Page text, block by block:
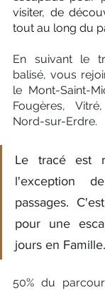
visiter, de
tout au long du
En suivant le
balisé, vous
le Mont-Saint-
Fougères,
Nord-sur-Erdre.
Le tracé est
l'exception
passages.
pour une
jours en Famille.
50% du